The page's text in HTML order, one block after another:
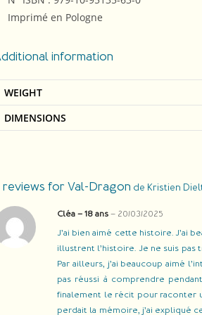
Imprimé en Pologne
information
WEIGHT
DIMENSIONS
reviews for Val-Dragon de Kristien
Cléa – 18 ans– 20/03/2025
J’ai bien aimé cette histoire. J’ai
illustrent l’histoire. Je ne suis pas
Par ailleurs, j’ai beaucoup aimé
pas réussi à comprendre
finalement le récit pour raconter
perdait la mémoire, j’ai expliqué